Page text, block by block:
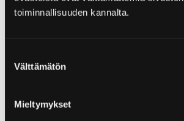
toiminnallisuuden kannalta.
valinta
Välttämätön
Mieltymykset